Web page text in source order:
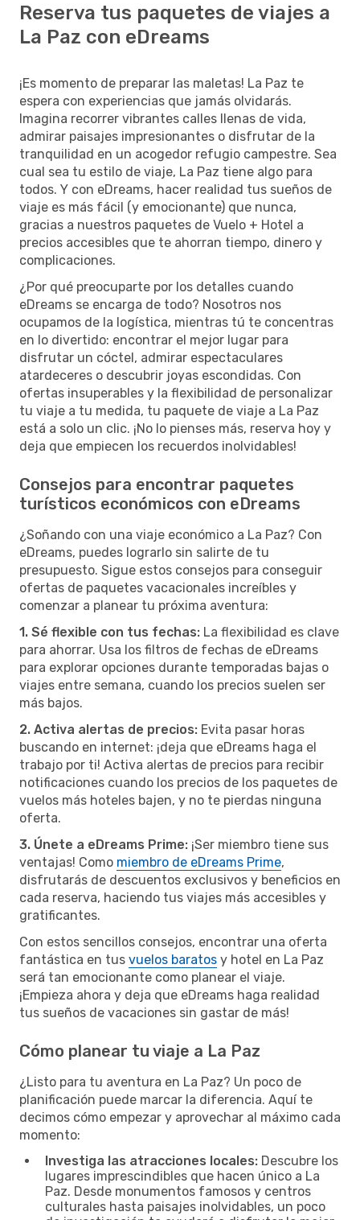
Reserva tus paquetes de viajes a
La Paz con eDreams
¡Es momento de preparar las maletas! La Paz te
espera con experiencias que jamás olvidarás.
Imagina recorrer vibrantes calles llenas de vida,
admirar paisajes impresionantes o disfrutar de la
tranquilidad en un acogedor refugio campestre. Sea
cual sea tu estilo de viaje, La Paz tiene algo para
todos. Y con eDreams, hacer realidad tus sueños de
viaje es más fácil (y emocionante) que nunca,
gracias a nuestros paquetes de Vuelo + Hotel a
precios accesibles que te ahorran tiempo, dinero y
complicaciones.
¿Por qué preocuparte por los detalles cuando
eDreams se encarga de todo? Nosotros nos
ocupamos de la logística, mientras tú te concentras
en lo divertido: encontrar el mejor lugar para
disfrutar un cóctel, admirar espectaculares
atardeceres o descubrir joyas escondidas. Con
ofertas insuperables y la flexibilidad de personalizar
tu viaje a tu medida, tu paquete de viaje a La Paz
está a solo un clic. ¡No lo pienses más, reserva hoy y
deja que empiecen los recuerdos inolvidables!
Consejos para encontrar paquetes
turísticos económicos con eDreams
¿Soñando con una viaje económico a La Paz? Con
eDreams, puedes lograrlo sin salirte de tu
presupuesto. Sigue estos consejos para conseguir
ofertas de paquetes vacacionales increíbles y
comenzar a planear tu próxima aventura:
1. Sé flexible con tus fechas: La flexibilidad es clave
para ahorrar. Usa los filtros de fechas de eDreams
para explorar opciones durante temporadas bajas o
viajes entre semana, cuando los precios suelen ser
más bajos.
2. Activa alertas de precios: Evita pasar horas
buscando en internet: ¡deja que eDreams haga el
trabajo por ti! Activa alertas de precios para recibir
notificaciones cuando los precios de los paquetes de
vuelos más hoteles bajen, y no te pierdas ninguna
oferta.
3. Únete a eDreams Prime: ¡Ser miembro tiene sus
ventajas! Como miembro de eDreams Prime,
disfrutarás de descuentos exclusivos y beneficios en
cada reserva, haciendo tus viajes más accesibles y
gratificantes.
Con estos sencillos consejos, encontrar una oferta
fantástica en tus vuelos baratos y hotel en La Paz
será tan emocionante como planear el viaje.
¡Empieza ahora y deja que eDreams haga realidad
tus sueños de vacaciones sin gastar de más!
Cómo planear tu viaje a La Paz
¿Listo para tu aventura en La Paz? Un poco de
planificación puede marcar la diferencia. Aquí te
decimos cómo empezar y aprovechar al máximo cada
momento:
Investiga las atracciones locales: Descubre los
lugares imprescindibles que hacen único a La
Paz. Desde monumentos famosos y centros
culturales hasta paisajes inolvidables, un poco